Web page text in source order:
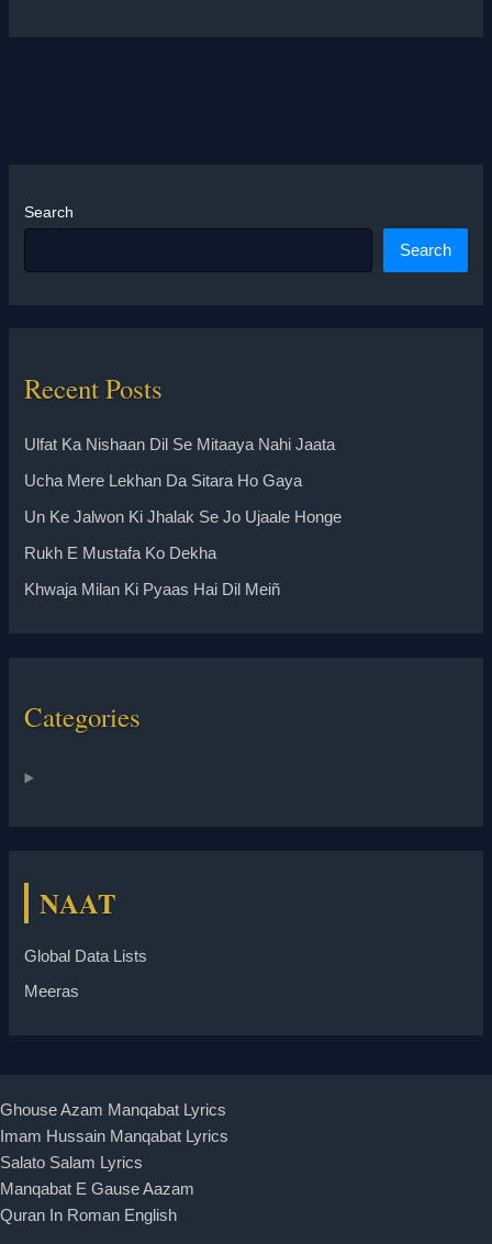
Search
Search
Recent Posts
Ulfat Ka Nishaan Dil Se Mitaaya Nahi Jaata
Ucha Mere Lekhan Da Sitara Ho Gaya
Un Ke Jalwon Ki Jhalak Se Jo Ujaale Honge
Rukh E Mustafa Ko Dekha
Khwaja Milan Ki Pyaas Hai Dil Meiñ
Categories
NAAT
Global Data Lists
Meeras
Ghouse Azam Manqabat Lyrics
Imam Hussain Manqabat Lyrics
Salato Salam Lyrics
Manqabat E Gause Aazam
Quran In Roman English